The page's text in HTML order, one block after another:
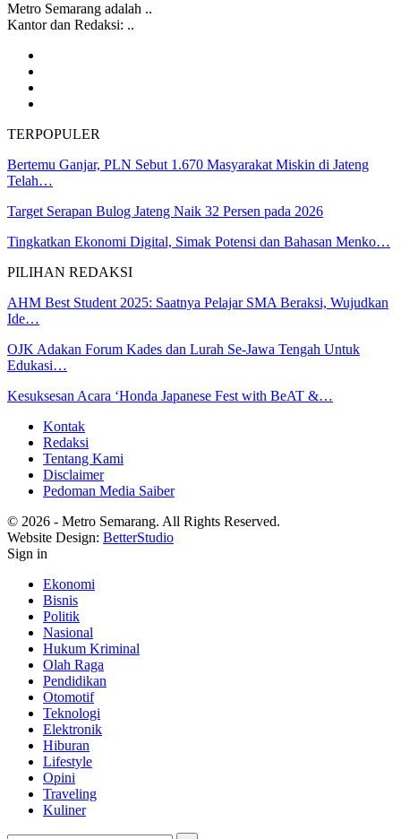
Metro Semarang adalah ..
Kantor dan Redaksi: ..
TERPOPULER
Bertemu Ganjar, PLN Sebut 1.670 Masyarakat Miskin di Jateng
Telah…
Target Serapan Bulog Jateng Naik 32 Persen pada 2026
Tingkatkan Ekonomi Digital, Simak Potensi dan Bahasan Menko…
PILIHAN REDAKSI
AHM Best Student 2025: Saatnya Pelajar SMA Beraksi, Wujudkan
Ide…
OJK Adakan Forum Kades dan Lurah Se-Jawa Tengah Untuk
Edukasi…
Kesuksesan Acara ‘Honda Japanese Fest with BeAT &…
Kontak
Redaksi
Tentang Kami
Disclaimer
Pedoman Media Saiber
© 2026 - Metro Semarang. All Rights Reserved.
Website Design: BetterStudio
Sign in
Ekonomi
Bisnis
Politik
Nasional
Hukum Kriminal
Olah Raga
Pendidikan
Otomotif
Teknologi
Elektronik
Hiburan
Lifestyle
Opini
Traveling
Kuliner